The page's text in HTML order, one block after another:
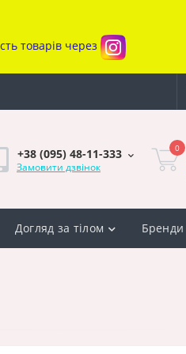
товарів через
+38 (095) 48-11-333
Замовити дзвінок
0
Догляд за тілом Бренди